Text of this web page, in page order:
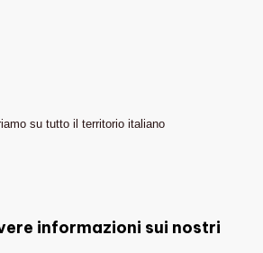
su tutto il territorio italiano
informazioni sui nostri